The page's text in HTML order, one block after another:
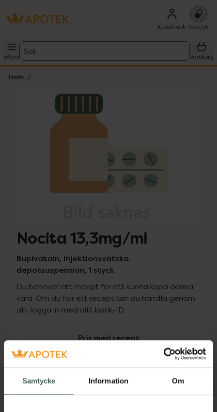
Samtycke Information Om
Kundklubb Recept
Meny
Sök
Varukorg
Hem
Lista: . Innehåller 1 objekt.
Nocita 13,3mg/ml
Bupivakain, Injektionsvätska,
depotsuspension, 1 styck
Du behöver ett recept för att kunna köpa denna
vara. Om du har ett recept kan du handla genom
att logga in med ditt bank-ID.
Pris med recept
Högkostnadsskyddet gäller inte
0 kr